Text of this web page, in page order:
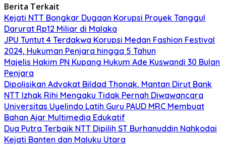
Berita Terkait
Kejati NTT Bongkar Dugaan Korupsi Proyek Tanggul
Darurat Rp12 Miliar di Malaka
JPU Tuntut 4 Terdakwa Korupsi Medan Fashion Festival
2024, Hukuman Penjara hingga 5 Tahun
Majelis Hakim PN Kupang Hukum Ade Kuswandi 30 Bulan
Penjara
Dipolisikan Advokat Bildad Thonak, Mantan Dirut Bank
NTT Izhak Rihi Mengaku Tidak Pernah Diwawancara
Universitas Uyelindo Latih Guru PAUD MRC Membuat
Bahan Ajar Multimedia Edukatif
Dua Putra Terbaik NTT Dipilih ST Burhanuddin Nahkodai
Kejati Banten dan Maluku Utara